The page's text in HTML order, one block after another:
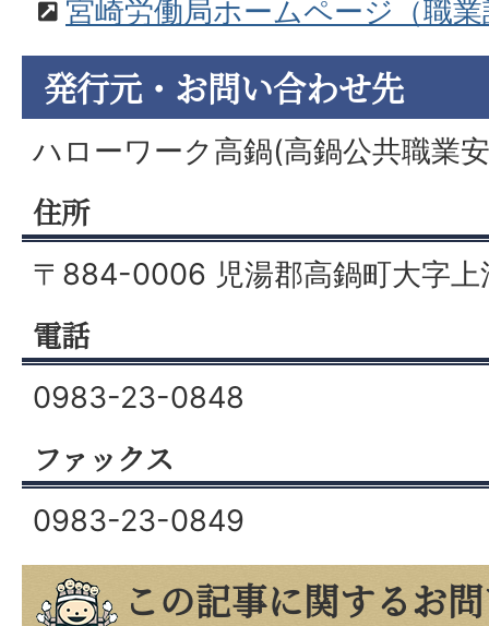
宮崎労働局ホームページ（職
発行元・お問い合わせ先
ハローワーク高鍋(高鍋公共職業
住所
〒884-0006 児湯郡高鍋町大字
電話
0983-23-0848
ファックス
0983-23-0849
この記事に関するお